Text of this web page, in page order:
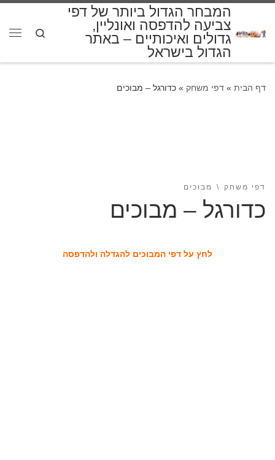
המבחר הגדול ביותר של דפי
צביעה להדפסה ואונליין,
גדולים ואיכותיים – באתר
הגדול בישראל
Search
דף הבית » דפי משחק » כדורגל – מבוכים
דפי משחק מבוכים
כדורגל – מבוכים
לחץ על דפי המבוכים להגדלה ולהדפסה